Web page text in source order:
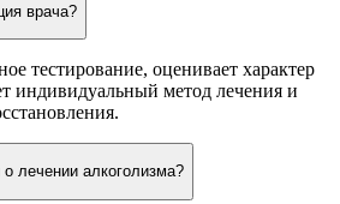
врача?
тестирование, оценивает характер
индивидуальный метод лечения и
лечении алкоголизма?